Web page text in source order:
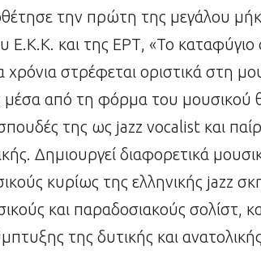
την πρώτη της μεγάλου
και της ΕΡΤ, «Το καταφύγιο
χρόνια στρέφεται οριστικά στη
μέσα από τη φόρμα του μουσικού
της ως jazz vocalist και
Δημιουργεί διαφορετικά
κυρίως της ελληνικής jazz
και παραδοσιακούς σολίστ,
της δυτικής και